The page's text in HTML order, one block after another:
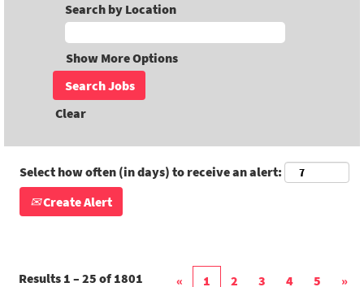
Search by Location
Show More Options
Clear
Select how often (in days) to receive an alert:
Create Alert
Results 1 – 25 of1801 « 1 2 3 4 5 »